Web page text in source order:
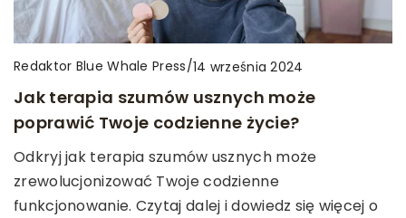
Redaktor Blue Whale Press/14 września 2024
Jak terapia szumów usznych może
poprawić Twoje codzienne życie?
Odkryj jak terapia szumów usznych może
zrewolucjonizować Twoje codzienne
funkcjonowanie. Czytaj dalej i dowiedz się więcej o